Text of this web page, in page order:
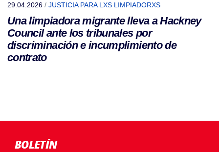
29.04.2026 / JUSTICIA PARA LXS LIMPIADORXS
Una limpiadora migrante lleva a Hackney
Council ante los tribunales por
discriminación e incumplimiento de
contrato
BOLETÍN